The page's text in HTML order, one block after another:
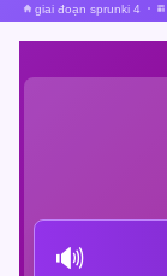
giai đoạn sprunki 4
🔊